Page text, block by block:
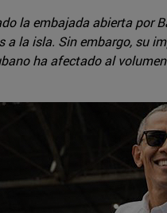
la embajada abierta por
a la isla. Sin embargo, su
ha afectado al